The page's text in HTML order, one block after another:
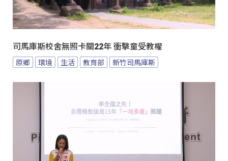
司馬庫斯校舍無照卡關22年 衝擊童受教權
原鄉 環境 生活 教育部 新竹司馬庫斯